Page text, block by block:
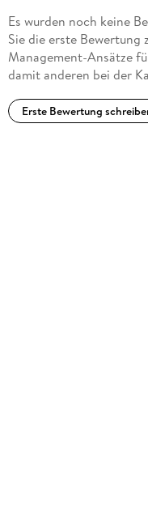
Es wurden noch keine
Sie die erste Bewertung
Management-Ansätze
damit anderen bei der
Erste Bewertung